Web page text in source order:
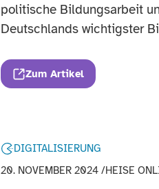
politische Bildungsarbeit
Deutschlands wichtigster
Zum Artikel
DIGITALISIERUNG
20. NOVEMBER 2024 /HEISE